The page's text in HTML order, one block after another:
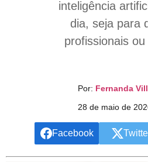
inteligência
dia, seja para
profissionais
Por: Fernanda
28 de maio de
Facebook